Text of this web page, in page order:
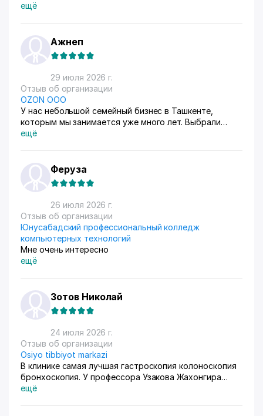
ещё
Ажнеп
29 июля 2026 г.
Отзыв об организации
OZON ООО
У нас небольшой семейный бизнес в Ташкенте,
которым мы занимается уже много лет. Выбрали
схему ФБС, для нашего Узбекистана это пока
приема. Покупатели из рахных стран берут, из
России особенно много, узбекский хлопок там
любят) За продажами следим через приложение, оно
очень помогает все контролировать, да и удобное
само по себе
ещё
Феруза
26 июля 2026 г.
Отзыв об организации
Юнусабадский профессиональный колледж
компьютерных технологий
Мне очень интересно
ещё
Зотов Николай
24 июля 2026 г.
Отзыв об организации
Osiyo tibbiyot markazi
В клинике самая лучшая гастроскопия колоноскопия
бронхоскопия. У профессора Узакова Жахонгира
Низамовича.
ещё